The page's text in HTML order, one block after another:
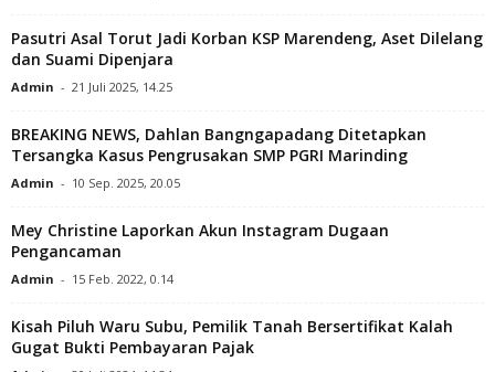
Pasutri Asal Torut Jadi Korban KSP Marendeng, Aset Dilelang
dan Suami Dipenjara
Admin - 21 Juli 2025, 14.25
BREAKING NEWS, Dahlan Bangngapadang Ditetapkan
Tersangka Kasus Pengrusakan SMP PGRI Marinding
Admin - 10 Sep. 2025, 20.05
Mey Christine Laporkan Akun Instagram Dugaan
Pengancaman
Admin - 15 Feb. 2022, 0.14
Kisah Piluh Waru Subu, Pemilik Tanah Bersertifikat Kalah
Gugat Bukti Pembayaran Pajak